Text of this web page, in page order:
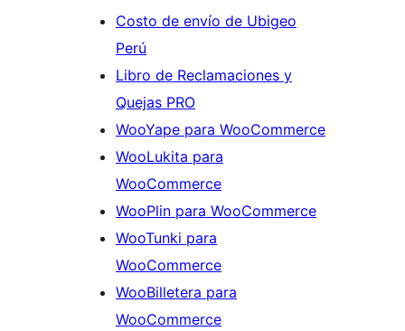
Costo de envío de Ubigeo
Perú
Libro de Reclamaciones y
Quejas PRO
WooYape para WooCommerce
WooLukita para
WooCommerce
WooPlin para WooCommerce
WooTunki para
WooCommerce
WooBilletera para
WooCommerce